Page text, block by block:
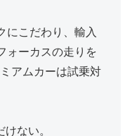
にこだわり、輸入
ォーカスの走りを
アムカーは試乗対
ない。